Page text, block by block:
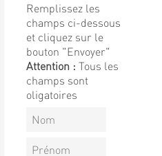
Remplissez les
champs ci-dessous
et cliquez sur le
bouton "Envoyer"
Attention :Tous les
champs sont
oligatoires